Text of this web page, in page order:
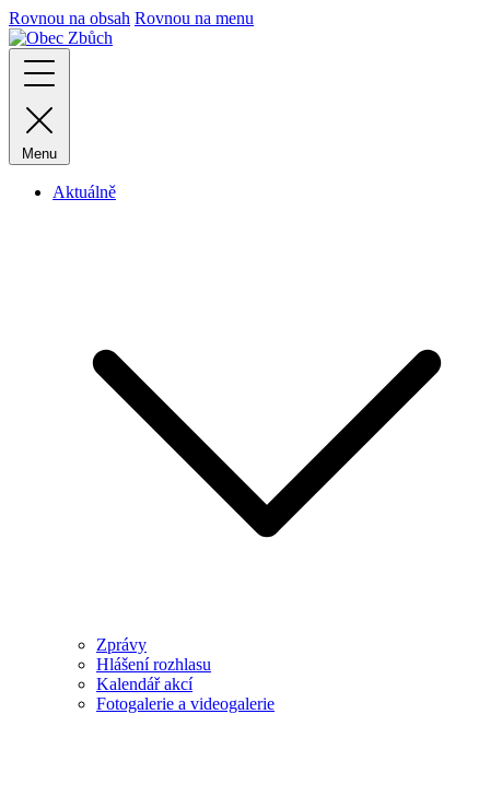
Rovnou na obsah Rovnou na menu
Menu
Aktuálně
Zprávy
Hlášení rozhlasu
Kalendář akcí
Fotogalerie a videogalerie